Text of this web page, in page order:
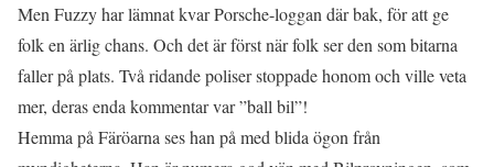
Men Fuzzy har lämnat kvar Porsche-loggan där bak, för att ge
folk en ärlig chans. Och det är först när folk ser den som bitarna
faller på plats. Två ridande poliser stoppade honom och ville veta
mer, deras enda kommentar var ”ball bil”!
Hemma på Färöarna ses han på med blida ögon från